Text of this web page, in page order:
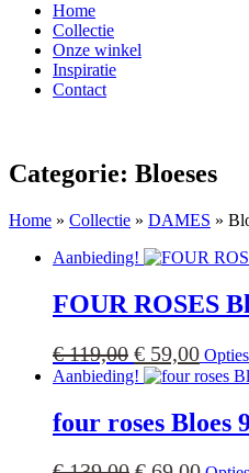
Home
Collectie
Onze winkel
Inspiratie
Contact
Categorie: Bloeses
Home » Collectie » DAMES »
Aanbieding!
FOUR ROSES
€119,00
prijs
€ 119,00.
€ 59,00
prijs
€
Aanbieding!
four roses Bloes